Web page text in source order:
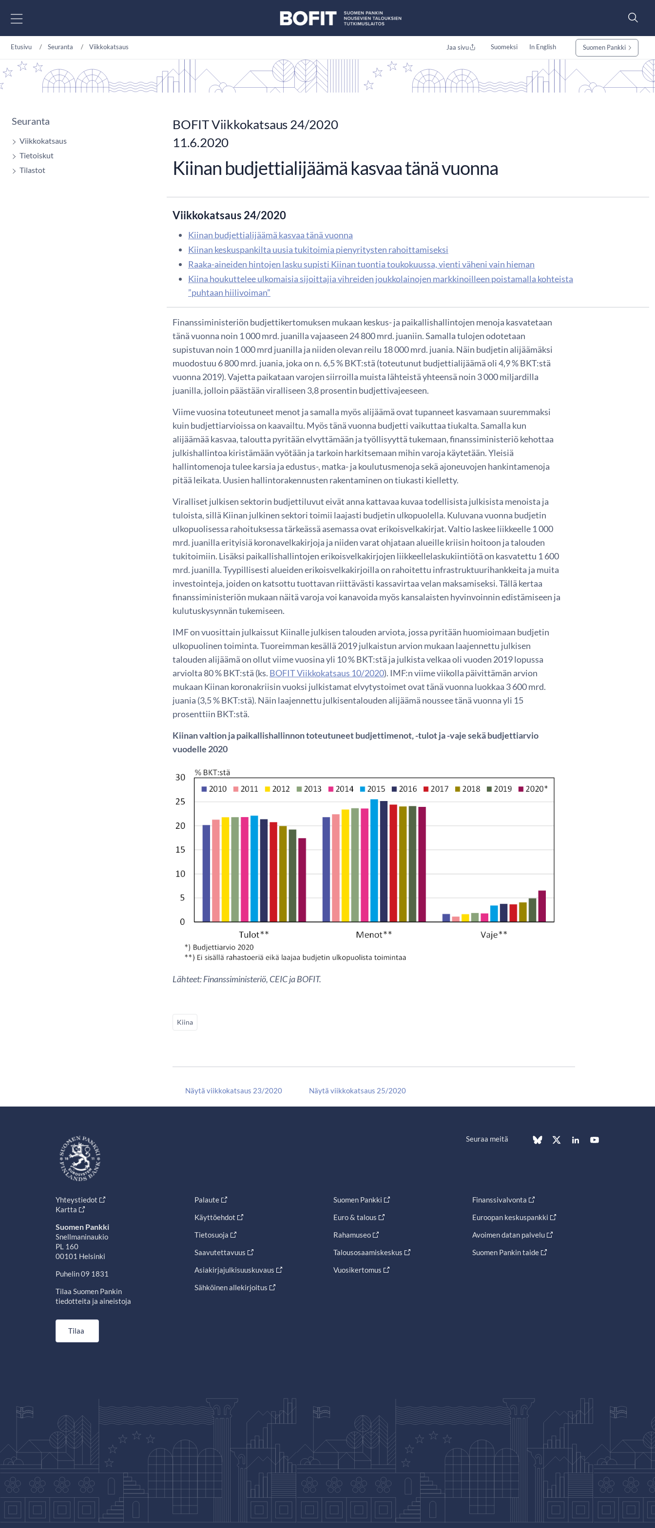
Etusivu Seuranta Viikkokatsaus Jaa sivu Suomeksi In English Suomen Pankki
Seuranta
Viikkokatsaus
Tietoiskut
Tilastot
BOFIT Viikkokatsaus 24/2020
11.6.2020
Kiinan budjettialijäämä kasvaa tänä vuonna
Viikkokatsaus 24/2020
Kiinan budjettialijäämä kasvaa tänä vuonna
Kiinan keskuspankilta uusia tukitoimia pienyritysten rahoittamiseksi
Raaka-aineiden hintojen lasku supisti Kiinan tuontia toukokuussa, vienti väheni vain hieman
Kiina houkuttelee ulkomaisia sijoittajia vihreiden joukkolainojen markkinoilleen poistamalla kohteista
”puhtaan hiilivoiman”
Finanssiministeriön budjettikertomuksen mukaan keskus- ja paikallishallintojen menoja kasvatetaan
tänä vuonna noin 1 000 mrd. juanilla vajaaseen 24 800 mrd. juaniin. Samalla tulojen odotetaan
supistuvan noin 1 000 mrd juanilla ja niiden olevan reilu 18 000 mrd. juania. Näin budjetin alijäämäksi
muodostuu 6 800 mrd. juania, joka on n. 6,5 % BKT:stä (toteutunut budjettialijäämä oli 4,9 % BKT:stä
vuonna 2019). Vajetta paikataan varojen siirroilla muista lähteistä yhteensä noin 3 000 miljardilla
juanilla, jolloin päästään viralliseen 3,8 prosentin budjettivajeeseen.
Viime vuosina toteutuneet menot ja samalla myös alijäämä ovat tupanneet kasvamaan suuremmaksi
kuin budjettiarvioissa on kaavailtu. Myös tänä vuonna budjetti vaikuttaa tiukalta. Samalla kun
alijäämää kasvaa, taloutta pyritään elvyttämään ja työllisyyttä tukemaan, finanssiministeriö kehottaa
julkishallintoa kiristämään vyötään ja tarkoin harkitsemaan mihin varoja käytetään. Yleisiä
hallintomenoja tulee karsia ja edustus-, matka- ja koulutusmenoja sekä ajoneuvojen hankintamenoja
pitää leikata. Uusien hallintorakennusten rakentaminen on tiukasti kielletty.
Viralliset julkisen sektorin budjettiluvut eivät anna kattavaa kuvaa todellisista julkisista menoista ja
tuloista, sillä Kiinan julkinen sektori toimii laajasti budjetin ulkopuolella. Kuluvana vuonna budjetin
ulkopuolisessa rahoituksessa tärkeässä asemassa ovat erikoisvelkakirjat. Valtio laskee liikkeelle 1 000
mrd. juanilla erityisiä koronavelkakirjoja ja niiden varat ohjataan alueille kriisin hoitoon ja talouden
tukitoimiin. Lisäksi paikallishallintojen erikoisvelkakirjojen liikkeellelaskukiintiötä on kasvatettu 1 600
mrd. juanilla. Tyypillisesti alueiden erikoisvelkakirjoilla on rahoitettu infrastruktuurihankkeita ja muita
investointeja, joiden on katsottu tuottavan riittävästi kassavirtaa velan maksamiseksi. Tällä kertaa
finanssiministeriön mukaan näitä varoja voi kanavoida myös kansalaisten hyvinvoinnin edistämiseen ja
kulutuskysynnän tukemiseen.
IMF on vuosittain julkaissut Kiinalle julkisen talouden arviota, jossa pyritään huomioimaan budjetin
ulkopuolinen toiminta. Tuoreimman kesällä 2019 julkaistun arvion mukaan laajennettu julkisen
talouden alijäämä on ollut viime vuosina yli 10 % BKT:stä ja julkista velkaa oli vuoden 2019 lopussa
arviolta 80 % BKT:stä (ks. BOFIT Viikkokatsaus 10/2020). IMF:n viime viikolla päivittämän arvion
mukaan Kiinan koronakriisin vuoksi julkistamat elvytystoimet ovat tänä vuonna luokkaa 3 600 mrd.
juania (3,5 % BKT:stä). Näin laajennettu julkisentalouden alijäämä noussee tänä vuonna yli 15
prosenttiin BKT:stä.
Kiinan valtion ja paikallishallinnon toteutuneet budjettimenot, -tulot ja -vaje sekä budjettiarvio
vuodelle 2020
Lähteet: Finanssiministeriö, CEIC ja BOFIT.
Kiina
Näytä viikkokatsaus 23/2020 Näytä viikkokatsaus 25/2020
Seuraa meitä
Yhteystiedot
Kartta
Suomen Pankki
Snellmaninaukio
PL 160
00101 Helsinki
Puhelin 09 1831
Tilaa Suomen Pankin
tiedotteita ja aineistoja
Tilaa
Palaute
Käyttöehdot
Tietosuoja
Saavutettavuus
Asiakirjajulkisuuskuvaus
Sähköinen allekirjoitus
Suomen Pankki
Euro & talous
Rahamuseo
Talousosaamiskeskus
Vuosikertomus
Finanssivalvonta
Euroopan keskuspankki
Avoimen datan palvelu
Suomen Pankin taide